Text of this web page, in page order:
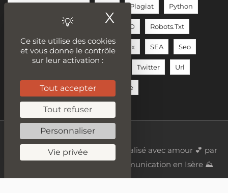
Plagiat Python
Relation Client RGPD Robots.txt
Rédacteur Web Réseaux Sociaux SEA Seo
Twitter Url
Wordpress YouTube Écriture
(c) 2018 - 2023 - Refbax - Site réalisé avec amour 💕 par
Digicalys, une agence de communication en Isère ⛰
Ce site utilise des cookies
et vous donne le contrôle
sur leur activation :
Tout accepter
Tout refuser
Personnaliser
Vie privée
X Masquer le